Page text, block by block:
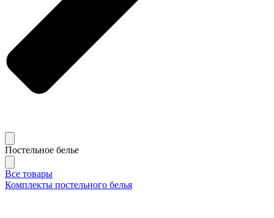
Постельное белье
Все товары
Комплекты постельного белья